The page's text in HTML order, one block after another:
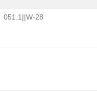
051.1||W-28